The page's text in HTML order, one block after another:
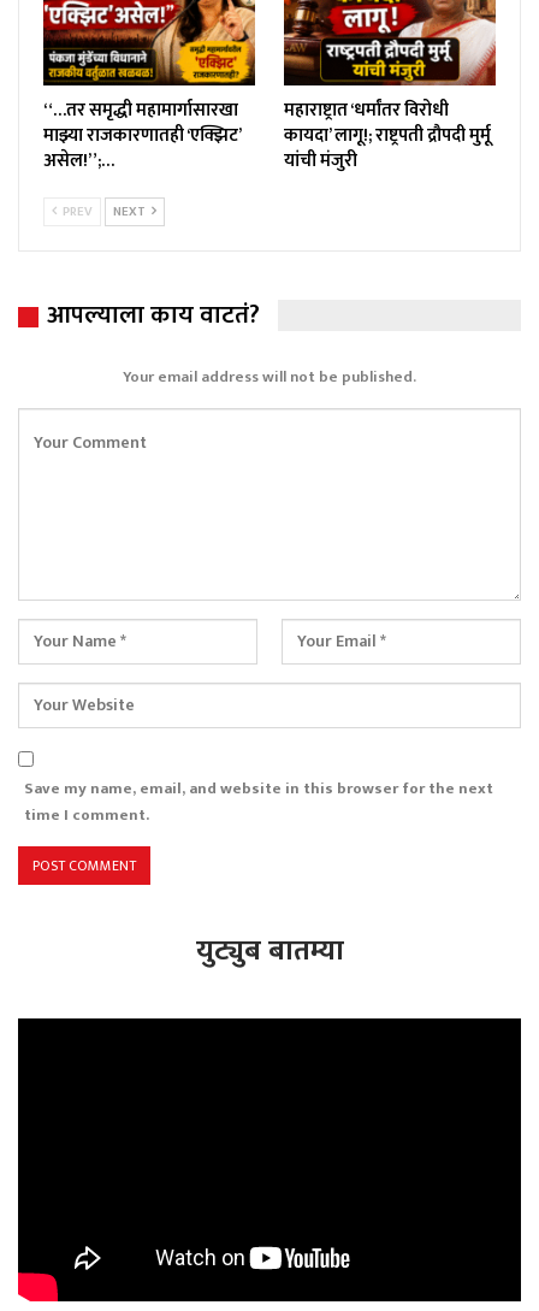
“…तर समृद्धी महामार्गासारखा
माझ्या राजकारणातही ‘एक्झिट’
असेल!”;…
महाराष्ट्रात ‘धर्मांतर विरोधी
कायदा’ लागू!; राष्ट्रपती द्रौपदी मुर्मू
यांची मंजुरी
PREV NEXT
आपल्याला काय वाटतं?
Your email address will not be published.
Save my name, email, and website in this browser for the next
time I comment.
युट्युब बातम्या